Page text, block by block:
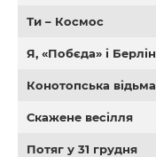
Ти – Космос
Я, «Побєда» і Берлін
Конотопська відьма
Скажене весілля
Потяг у 31 грудня